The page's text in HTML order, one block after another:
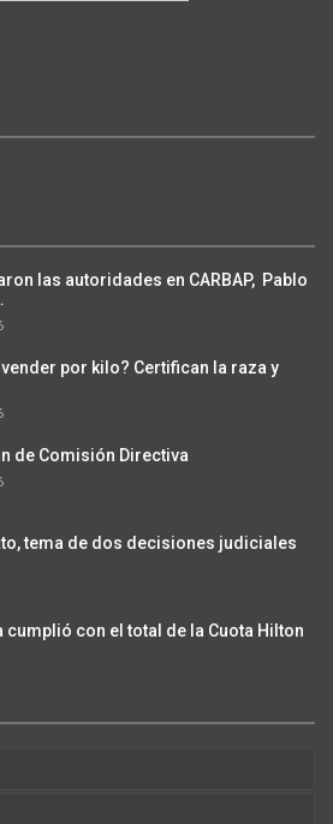
las autoridades en CARBAP, Pablo
vender por kilo? Certifican la raza y
de Comisión Directiva
tema de dos decisiones judiciales
cumplió con el total de la Cuota Hilton